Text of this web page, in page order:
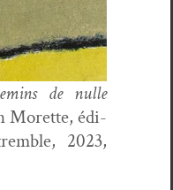
de nulle
Morette, édi­
2023,